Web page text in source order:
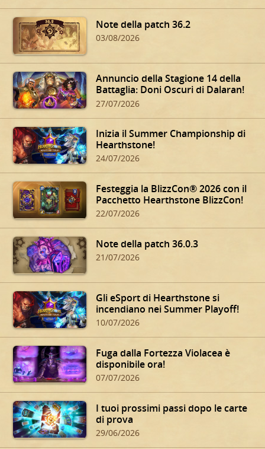
Note della patch 36.2
03/08/2026
Annuncio della Stagione 14 della
Battaglia: Doni Oscuri di Dalaran!
27/07/2026
Inizia il Summer Championship di
Hearthstone!
24/07/2026
Festeggia la BlizzCon® 2026 con il
Pacchetto Hearthstone BlizzCon!
22/07/2026
Note della patch 36.0.3
21/07/2026
Gli eSport di Hearthstone si
incendiano nei Summer Playoff!
10/07/2026
Fuga dalla Fortezza Violacea è
disponibile ora!
07/07/2026
I tuoi prossimi passi dopo le carte
di prova
29/06/2026